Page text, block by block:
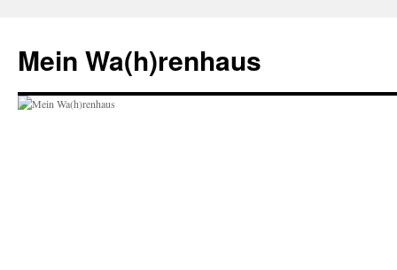
springen
Mein Wa(h)renhaus